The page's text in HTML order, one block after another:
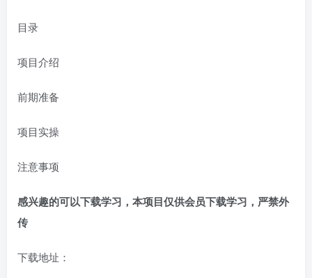
目录
项目介绍
前期准备
项目实操
注意事项
感兴趣的可以下载学习，本项目仅供会员下载学习，严禁外
传
下载地址：